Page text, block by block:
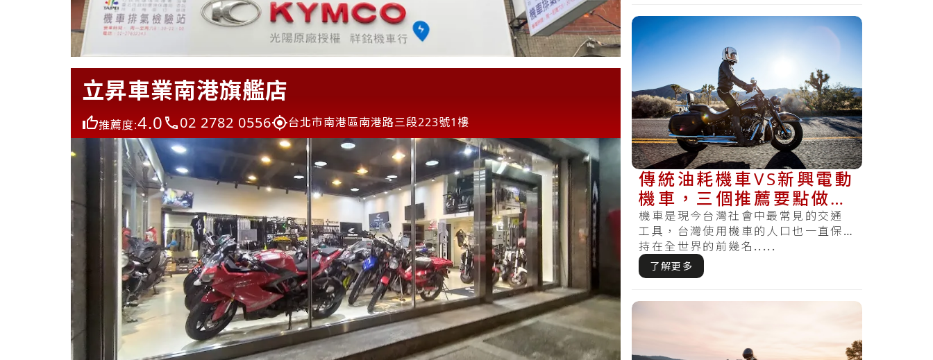
立昇車業南港旗艦店
推薦度:4.0 02 2782 0556 台北市南港區南港路三段223號1樓
傳統油耗機車VS新興電動
機車，三個推薦要點做出
切合需求的好選擇！
機車是現今台灣社會中最常見的交通
工具，台灣使用機車的人口也一直保
持在全世界的前幾名.....
了解更多